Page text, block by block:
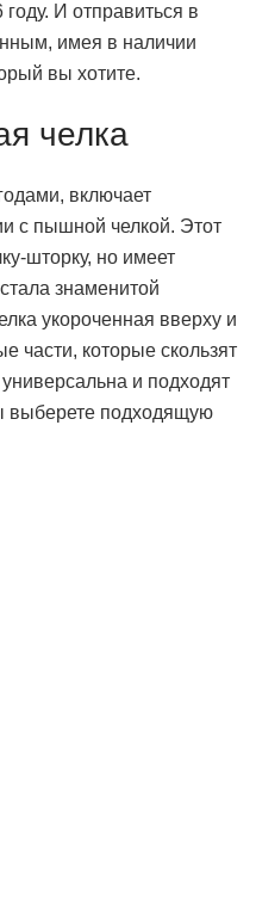
И отправиться в
имея в наличии
вы хотите.
челка
включает
с пышной челкой. Этот
шторку, но имеет
знаменитой
укороченная вверху и
части, которые скользят
и подходят
выберете подходящую